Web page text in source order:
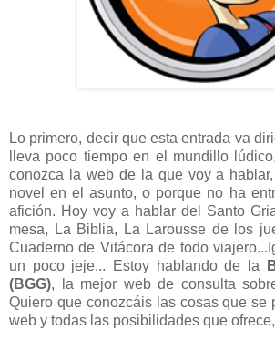
Lo primero, decir que esta entrada va
lleva poco tiempo en el mundillo
conozca la web de la que voy a
novel en el asunto, o porque no ha
afición. Hoy voy a hablar del Santo
mesa, La Biblia, La Larousse de los
Cuaderno de Vitácora de todo
un poco jeje... Estoy hablando de la
(BGG), la mejor web de consulta
Quiero que conozcáis las cosas que se
web y todas las posibilidades que